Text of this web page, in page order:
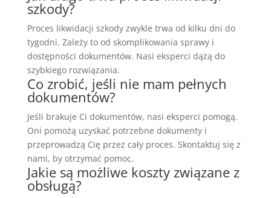
szkody?
Proces likwidacji szkody zwykle trwa od kilku dni do
tygodni. Zależy to od skomplikowania sprawy i
dostępności dokumentów. Nasi eksperci dążą do
szybkiego rozwiązania.
Co zrobić, jeśli nie mam pełnych
dokumentów?
Jeśli brakuje Ci dokumentów, nasi eksperci pomogą.
Oni pomożą uzyskać potrzebne dokumenty i
przeprowadzą Cię przez cały proces. Skontaktuj się z
nami, by otrzymać pomoc.
Jakie są możliwe koszty związane z
obsługą?